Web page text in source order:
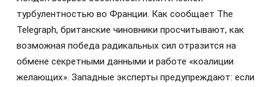
турбулентностью во Франции. Как сообщает The
Telegraph, британские чиновники просчитывают, как
возможная победа радикальных сил отразится на
обмене секретными данными и работе «коалиции
желающих». Западные эксперты предупреждают: если